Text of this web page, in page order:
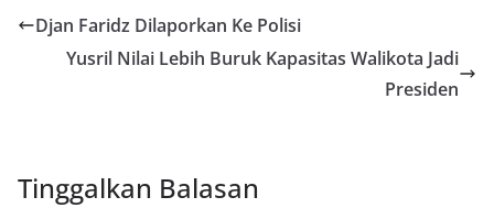
Djan Faridz Dilaporkan Ke Polisi
Yusril Nilai Lebih Buruk Kapasitas Walikota Jadi
Presiden
Tinggalkan Balasan